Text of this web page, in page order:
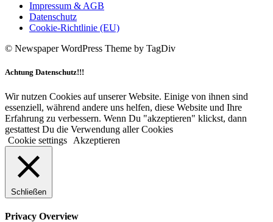
Impressum & AGB
Datenschutz
Cookie-Richtlinie (EU)
© Newspaper WordPress Theme by TagDiv
Achtung Datenschutz!!!
Wir nutzen Cookies auf unserer Website. Einige von ihnen sind
essenziell, während andere uns helfen, diese Website und Ihre
Erfahrung zu verbessern. Wenn Du "akzeptieren" klickst, dann
gestattest Du die Verwendung aller Cookies
Cookie settings
Akzeptieren
Schließen
Privacy Overview